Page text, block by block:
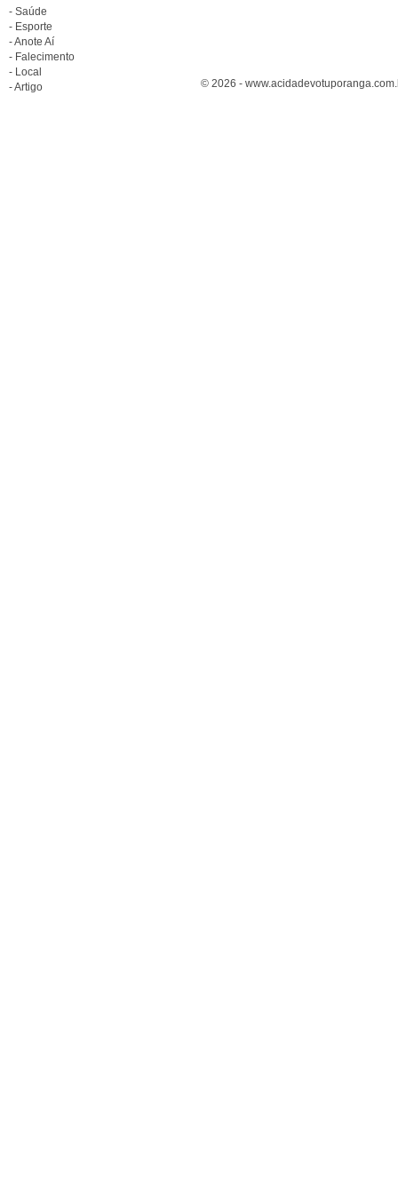
- Saúde
- Esporte
- Anote Aí
- Falecimento
- Local
- Artigo
© 2026 -